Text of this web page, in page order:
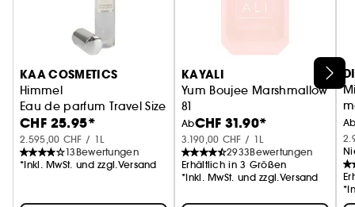
sein – mit Himmel von KAA Cosmetics.
KAA COSMETICS
Himmel
Eau de parfum Travel Size
CHF 25.95*
2.595,00 CHF / 1L
13 Bewertungen
*Inkl. MwSt. und zzgl.Versand
KAYALI
Yum Boujee Marshmallow
81
Eau de Parfum Intense
AbCHF 31.90*
3.190,00 CHF / 1L
2933Bewertungen
Erhältlich in 3 Größen
*Inkl. MwSt. und zzgl.Versand